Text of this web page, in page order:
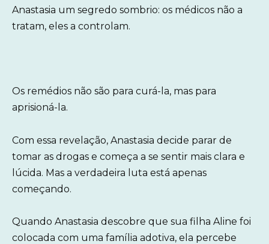
Anastasia um segredo sombrio: os médicos não a
tratam, eles a controlam.
Os remédios não são para curá-la, mas para
aprisioná-la.
Com essa revelação, Anastasia decide parar de
tomar as drogas e começa a se sentir mais clara e
lúcida. Mas a verdadeira luta está apenas
começando.
Quando Anastasia descobre que sua filha Aline foi
colocada com uma família adotiva, ela percebe